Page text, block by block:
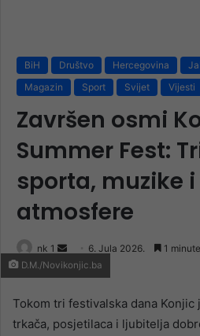
BiH Društvo Hercegovina
Magazin
Sport Svijet Vijesti
Završen osmi
Summer Fest:
sporta, muzike
atmosfere
nk 1
Send
an
6. Jula 2026. 1
D.M./Novikonjic.ba
Tokom tri festivalska dana
trkača, posjetilaca i ljubitelja